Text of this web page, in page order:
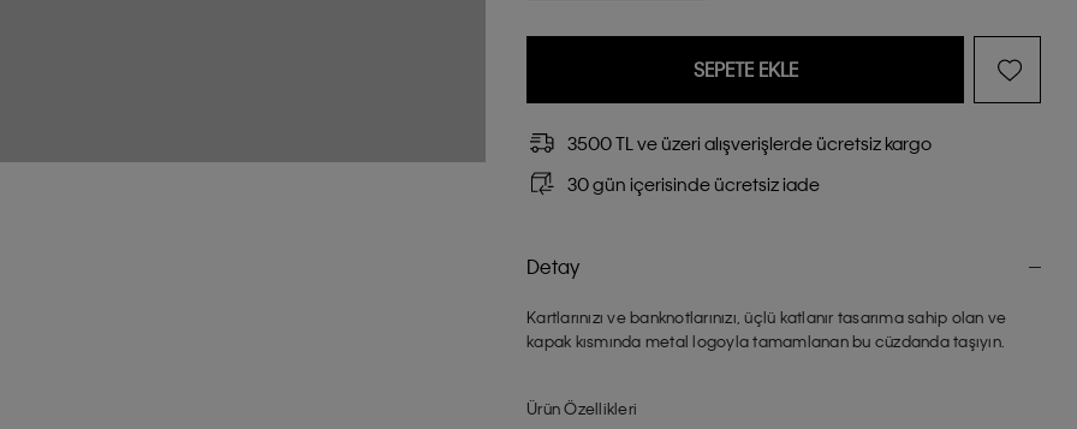
SEPETE EKLE
3500 TL ve üzeri alışverişlerde ücretsiz kargo
30 gün içerisinde ücretsiz iade
Detay
Kartlarınızı ve banknotlarınızı, üçlü katlanır tasarıma sahip olan ve
kapak kısmında metal logoyla tamamlanan bu cüzdanda taşıyın.
Ürün Özellikleri